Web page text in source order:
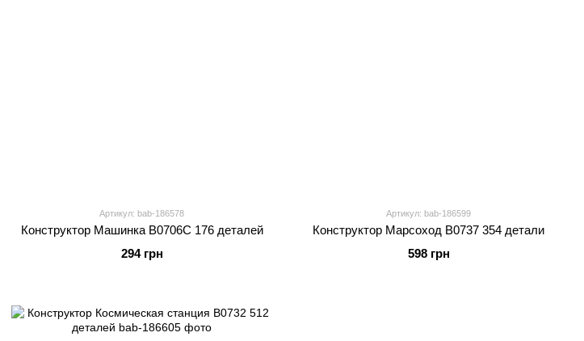
Артикул: bab-186578
Конструктор Машинка B0706C 176 деталей
294 грн
Артикул: bab-186599
Конструктор Марсоход B0737 354 детали
598 грн